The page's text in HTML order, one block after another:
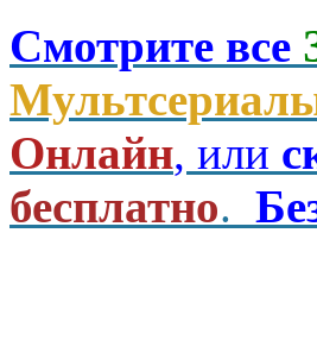
Смотрите все
Онлайн, или
бесплатно.